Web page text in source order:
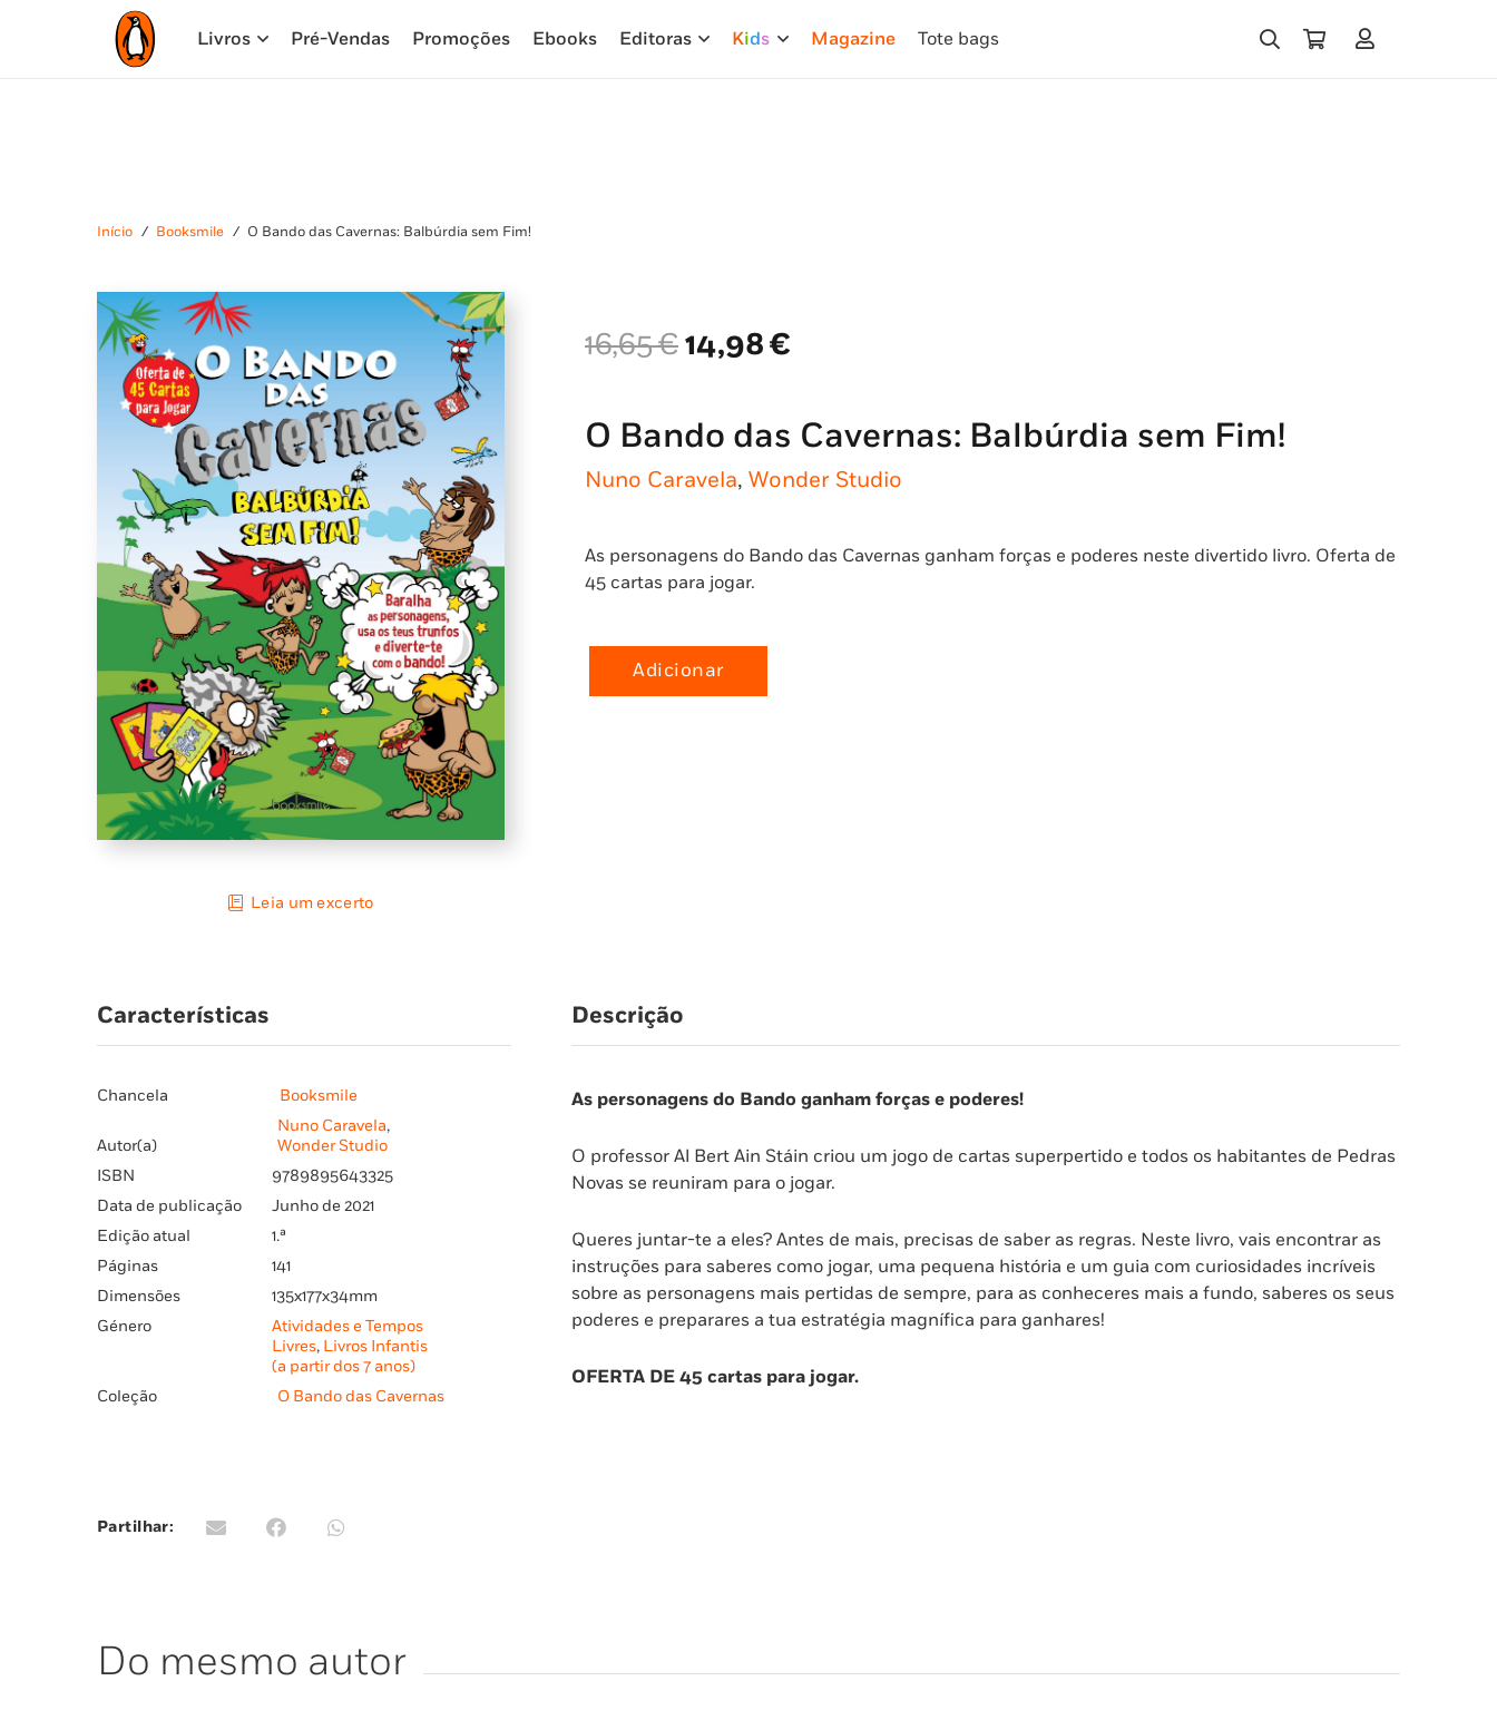
Livros Pré-Vendas Promoções Ebooks Editoras Kids Magazine Tote bags
Início / Booksmile / O Bando das Cavernas: Balbúrdia sem Fim!
Leia um excerto
16,65€O
preço
era:
16,65 €.
14,98€
é:
14,98 €.
O Bando das Cavernas: Balbúrdia sem Fim!
Nuno Caravela, Wonder Studio
As personagens do Bando das Cavernas ganham forças e poderes neste divertido livro. Oferta de
45 cartas para jogar.
Quantidade
Adicionar
Características
Chancela Booksmile
Autor(a)
Nuno Caravela,
Wonder Studio
ISBN
9789895643325
Data de publicação
Junho de 2021
Edição atual
1.ª
Páginas
141
Dimensões
135x177x34mm
Género
Atividades e Tempos
Livres, Livros Infantis
(a partir dos 7 anos)
Coleção
O Bando das Cavernas
Partilhar:
Descrição
As personagens do Bando ganham forças e poderes!
O professor Al Bert Ain Stáin criou um jogo de cartas superpertido e todos os habitantes de Pedras
Novas se reuniram para o jogar.
Queres juntar-te a eles? Antes de mais, precisas de saber as regras. Neste livro, vais encontrar as
instruções para saberes como jogar, uma pequena história e um guia com curiosidades incríveis
sobre as personagens mais pertidas de sempre, para as conheceres mais a fundo, saberes os seus
poderes e preparares a tua estratégia magnífica para ganhares!
OFERTA DE 45 cartas para jogar.
Do mesmo autor